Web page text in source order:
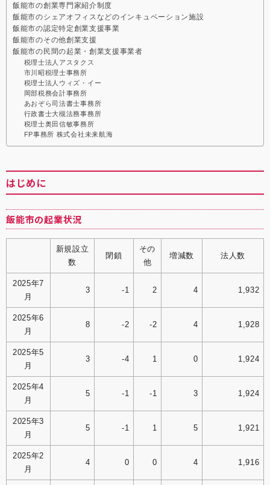
飯能市の創業専門家紹介制度
飯能市のシェアオフィスなどのインキュベーション施設
飯能市の認定特定創業支援事業
飯能市のその他創業支援
飯能市の民間の起業・創業支援事業者
税理士法人アスタクス
市川昭税理士事務所
税理士法人ウィズ・イー
岡部税務会計事務所
あおぞら司法書士事務所
行政書士大槻法務事務所
税理士奥田信敏事務所
FP事務所 株式会社未来航海
はじめに
飯能市の起業状況
新規設立
数
閉鎖
その
他
増減数 法人数
2025年7
月
3 -1 2 4 1,932
2025年6
月
8 -2 -2 4 1,928
2025年5
月
3 -4 1 0 1,924
2025年4
月
5 -1 -1 3 1,924
2025年3
月
5 -1 1 5 1,921
2025年2
月
4 0 0 4 1,916